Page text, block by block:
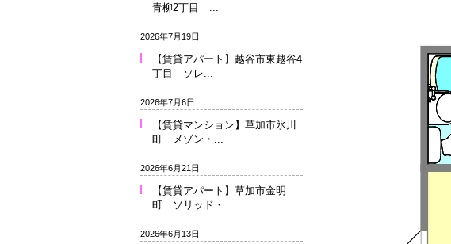
青柳2丁目 ...
2026年7月19日
【賃貸アパート】越谷市東越谷4
丁目 ソレ...
2026年7月6日
【賃貸マンション】草加市氷川
町 メゾン・...
2026年6月21日
【賃貸アパート】草加市金明
町 ソリッド・...
2026年6月13日